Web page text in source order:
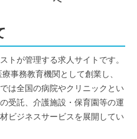
トが管理する求人サイトです。
事務教育機関として創業し、
は全国の病院やクリニックとい
受託、介護施設・保育園等の運
ビジネスサービスを展開してい